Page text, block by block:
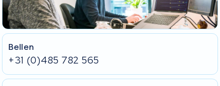
Bellen
+31 (0)485 782 565